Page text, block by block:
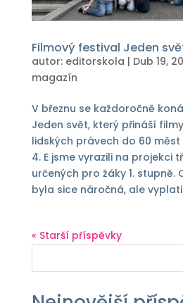
Filmový festival Jeden
autor: editorskola | Dub 19,
magazín
V březnu se každoročně
Jeden svět, který přináší
lidských právech do 60 měst
4. E jsme vyrazili na projekci
určených pro žáky 1. stupně.
byla sice náročná, ale
« Starší příspěvky